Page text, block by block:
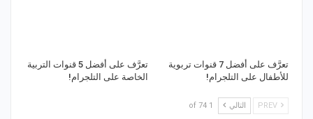
تعرَّف على أفضل 7 قنوات تربوية
للأطفال على التلجرام!
تعرَّف على أفضل 5 قنوات التربية
الخاصة على التلجرام!
التالي 1 of 74